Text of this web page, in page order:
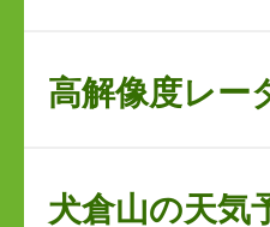
高解像度レー
犬倉山の天気